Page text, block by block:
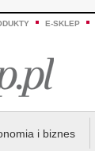
E-SKLEP
i biznes